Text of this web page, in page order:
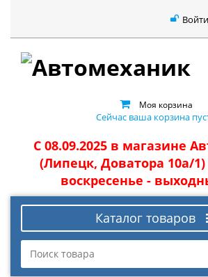
Войти
Моя корзина
Сейчас ваша корзина
С 08.09.2025 в магазине
(Липецк, Доватора 10а/1)
воскресенье -
Каталог товаров